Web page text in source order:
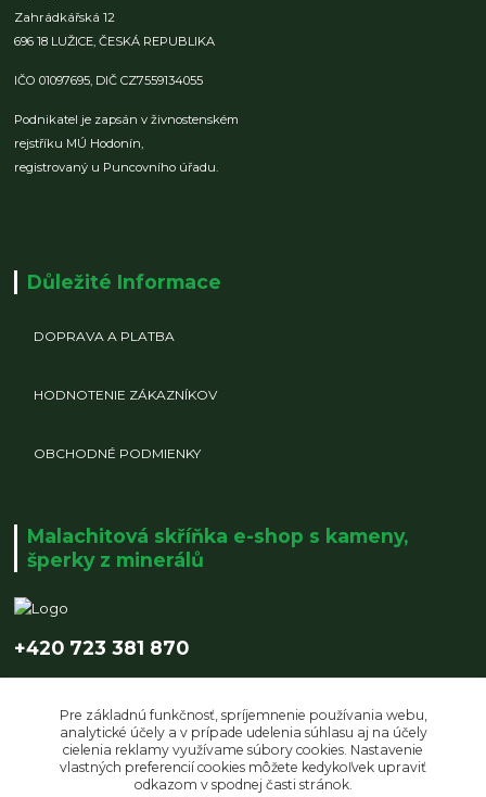
Zahrádkářská 12
696 18 LUŽICE,ČESKÁ REPUBLIKA
IČO 01097695, DIČ CZ7559134055
Podnikatel je zapsán v živnostenském
rejstříku MÚ Hodonín,
registrovaný u Puncovního úřadu.
Důležité Informace
DOPRAVA A PLATBA
HODNOTENIE ZÁKAZNÍKOV
OBCHODNÉ PODMIENKY
Malachitová skříňka e-shop s kameny,
šperky z minerálů
+420 723 381 870
Pre základnú funkčnosť, spríjemnenie používania webu,
analytické účely a v prípade udelenia súhlasu aj na účely
cielenia reklamy využívame súbory cookies. Nastavenie
vlastných preferencií cookies môžete kedykoľvek upraviť
odkazom v spodnej časti stránok.